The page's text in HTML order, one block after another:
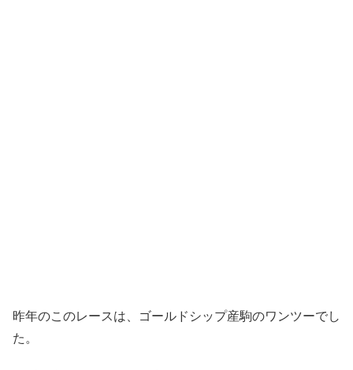
昨年のこのレースは、ゴールドシップ産駒のワンツーでし
た。